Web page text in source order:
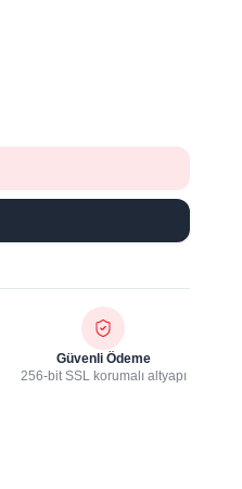
Güvenli Ödeme
256-bit SSL korumalı altyapı